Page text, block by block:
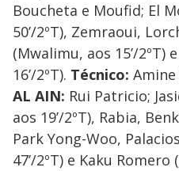
Boucheta e Moufid; El
50’/2ºT), Zemraoui,
(Mwalimu, aos 15’/2ºT)
16’/2ºT). Técnico:
AL AIN: Rui Patricio;
aos 19’/2ºT), Rabia,
Park Yong-Woo,
47’/2ºT) e Kaku Romero